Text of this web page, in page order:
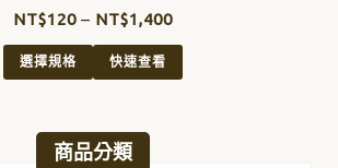
NT$120 – NT$1,400
選擇規格 快速查看
商品分類